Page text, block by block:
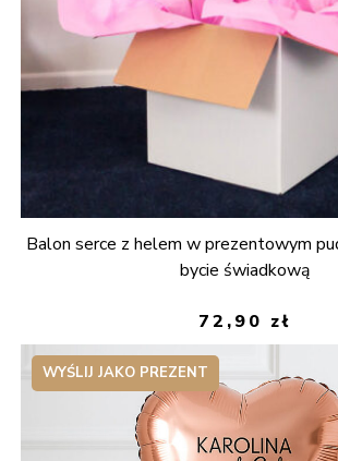
Balon serce z helem w prezentowym
bycie świadkową
72,90 zł
WYŚLIJ JAKO PREZENT